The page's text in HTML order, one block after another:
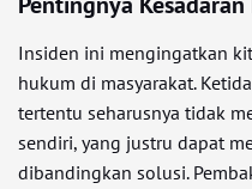
Insiden ini mengingatkan
hukum di masyarakat.
tertentu seharusnya tidak
sendiri, yang justru dapat
dibandingkan solusi.